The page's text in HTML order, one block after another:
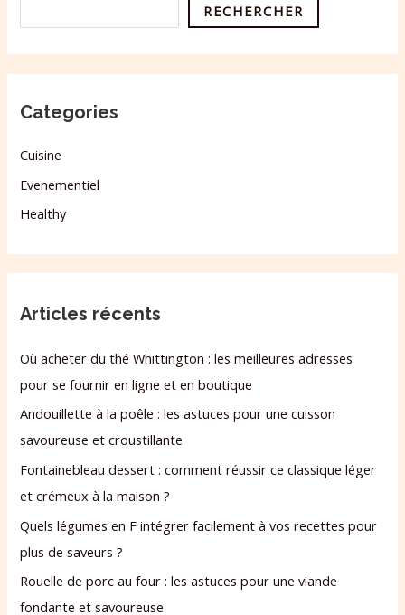
RECHERCHER
Categories
Cuisine
Evenementiel
Healthy
Articles récents
Où acheter du thé Whittington : les meilleures adresses
pour se fournir en ligne et en boutique
Andouillette à la poêle : les astuces pour une cuisson
savoureuse et croustillante
Fontainebleau dessert : comment réussir ce classique léger
et crémeux à la maison ?
Quels légumes en F intégrer facilement à vos recettes pour
plus de saveurs ?
Rouelle de porc au four : les astuces pour une viande
fondante et savoureuse